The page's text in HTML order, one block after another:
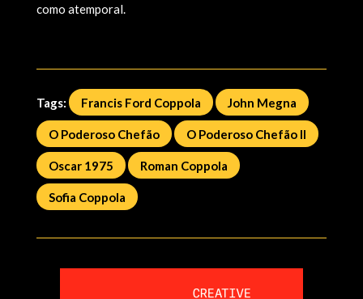
como atemporal.
Tags: Francis Ford Coppola John Megna
O Poderoso Chefão O Poderoso Chefão II
Oscar 1975 Roman Coppola
Sofia Coppola